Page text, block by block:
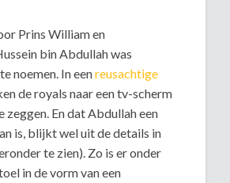
Prins William en
bin Abdullah was
noemen. In eenreusachtige
de royals naar een tv-scherm
zeggen. En dat Abdullah een
is, blijkt wel uit de details in
te zien). Zo is er onder
in de vorm van een